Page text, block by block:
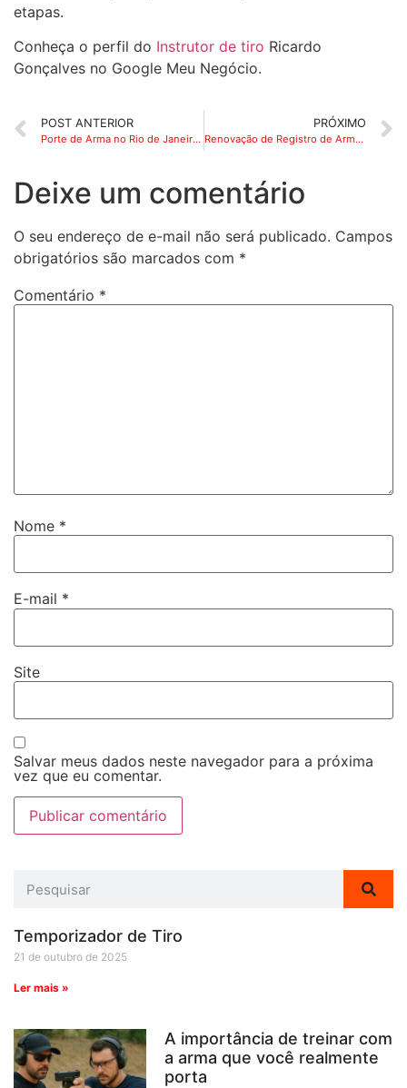
Temporizador de Tiro
21 de outubro de 2025
Ler mais »
A importância de treinar com
a arma que você realmente
porta
etapas.
Conheça o perfil do Instrutor de tiro Ricardo
Gonçalves no Google Meu Negócio.
POST ANTERIOR
Porte de Arma no Rio de Janeiro: Quem Pode Conseguir, Diferenças com a Posse e Como Iniciar o Processo Legal
PRÓXIMO
Renovação de Registro de Arma no Rio de Janeiro: Quando Renovar e Como Atualizar Seus Documentos na PF
Deixe um comentário
O seu endereço de e-mail não será publicado. Campos
obrigatórios são marcados com *
Comentário *
Nome *
E-mail *
Site
Salvar meus dados neste navegador para a próxima
vez que eu comentar.